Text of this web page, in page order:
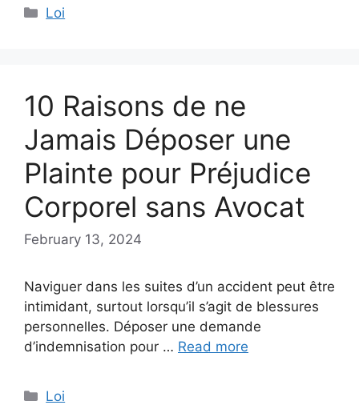
Categories
Loi
10 Raisons de ne
Jamais Déposer une
Plainte pour Préjudice
Corporel sans Avocat
February 13, 2024
Naviguer dans les suites d’un accident peut être
intimidant, surtout lorsqu’il s’agit de blessures
personnelles. Déposer une demande
d’indemnisation pour … Read more
Categories
Loi